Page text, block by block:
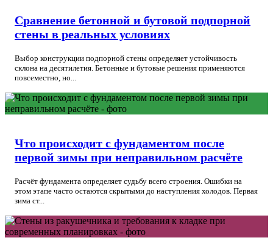
Сравнение бетонной и бутовой подпорной
стены в реальных условиях
Выбор конструкции подпорной стены определяет устойчивость
склона на десятилетия. Бетонные и бутовые решения применяются
повсеместно, но...
Что происходит с фундаментом после
первой зимы при неправильном расчёте
Расчёт фундамента определяет судьбу всего строения. Ошибки на
этом этапе часто остаются скрытыми до наступления холодов. Первая
зима ст...